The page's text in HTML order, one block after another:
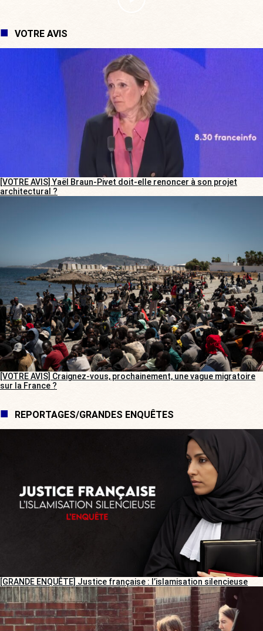
VOTRE AVIS
[VOTRE AVIS] Yaël Braun-Pivet doit-elle renoncer à son projet
architectural ?
[VOTRE AVIS] Craignez-vous, prochainement, une vague migratoire
sur la France ?
REPORTAGES/GRANDES ENQUÊTES
[GRANDE ENQUÊTE] Justice française : l’islamisation silencieuse